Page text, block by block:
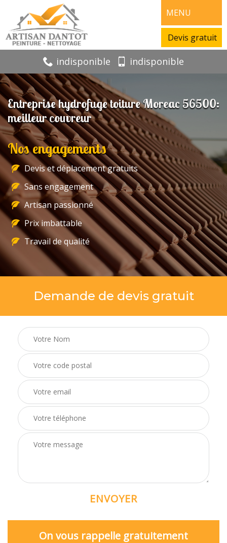
MENU
Devis gratuit
indisponible indisponible
Entreprise hydrofuge toiture Moreac 56500:
meilleur couvreur
Nos engagements
Devis et déplacement gratuits
Sans engagement
Artisan passionné
Prix imbattable
Travail de qualité
Demande de devis gratuit
On vous rappelle gratuitement